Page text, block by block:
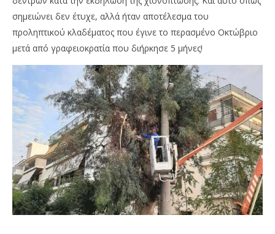
σημειώνει δεν έτυχε, αλλά ήταν αποτέλεσμα του
προληπτικού κλαδέματος που έγινε το περασμένο Οκτώβριο
μετά από γραφειοκρατία που διήρκησε 5 μήνες!